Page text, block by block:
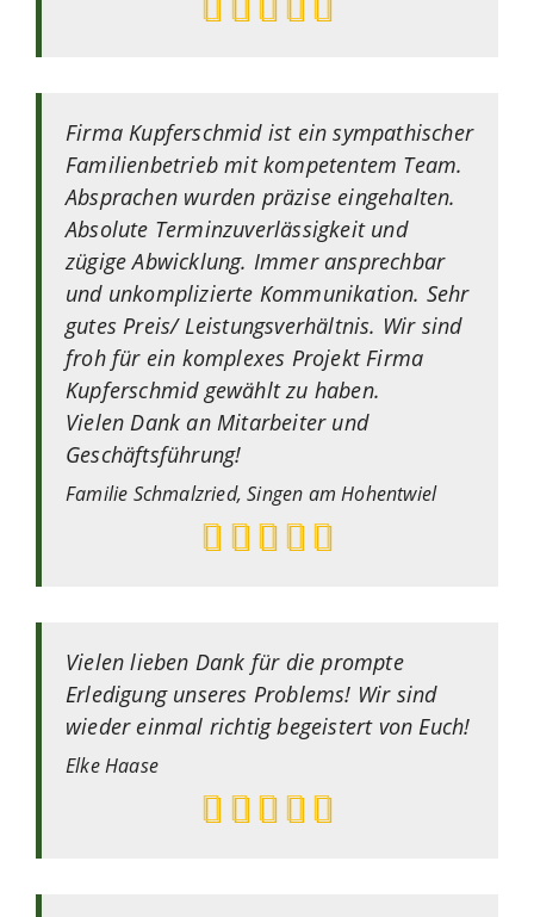
Firma Kupferschmid ist ein sympathischer
Familienbetrieb mit kompetentem Team.
Absprachen wurden präzise eingehalten.
Absolute Terminzuverlässigkeit und
zügige Abwicklung. Immer ansprechbar
und unkomplizierte Kommunikation. Sehr
gutes Preis/ Leistungsverhältnis. Wir sind
froh für ein komplexes Projekt Firma
Kupferschmid gewählt zu haben.
Vielen Dank an Mitarbeiter und
Geschäftsführung!
Familie Schmalzried,Singen am Hohentwiel
Vielen lieben Dank für die prompte
Erledigung unseres Problems! Wir sind
wieder einmal richtig begeistert von Euch!
ElkeHaase